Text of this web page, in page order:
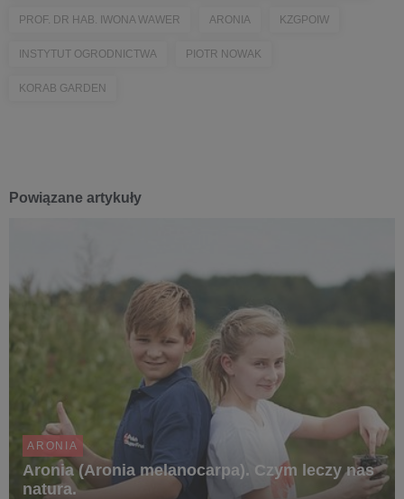
PROF. DR HAB. IWONA WAWER ARONIA KZGPOIW
INSTYTUT OGRODNICTWA PIOTR NOWAK
KORAB GARDEN
Powiązane artykuły
ARONIA
Aronia (Aronia melanocarpa). Czym leczy nas
natura.